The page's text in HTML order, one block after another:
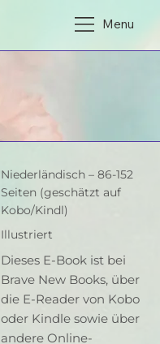
Menu
Niederländisch – 86-152
Seiten (geschätzt auf
Kobo/Kindl)
Illustriert
Dieses E-Book ist bei
Brave New Books, über
die E-Reader von Kobo
oder Kindle sowie über
andere Online-